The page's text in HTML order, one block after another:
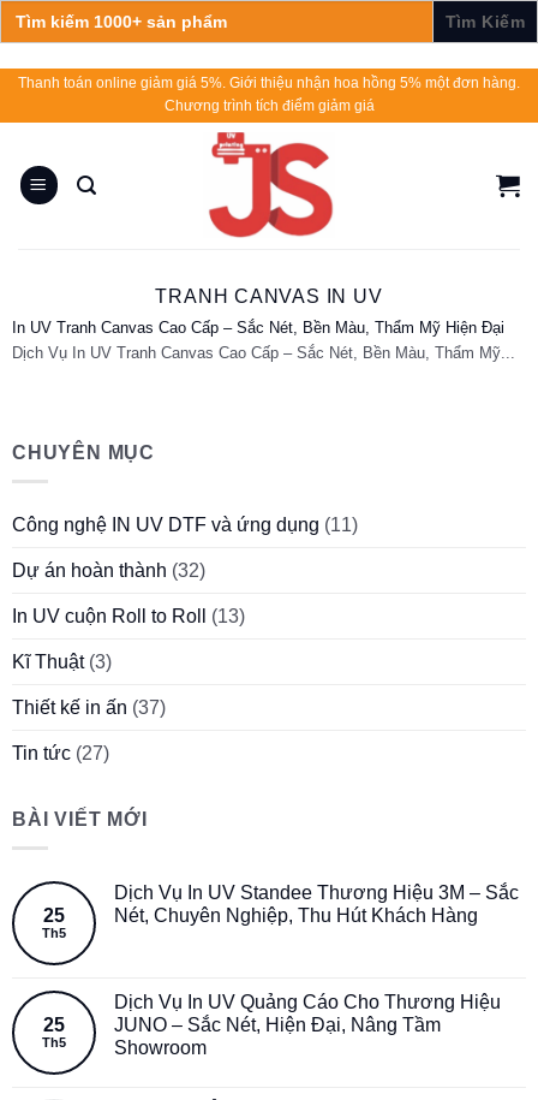
Search
for:
Skip
Thanh toán online giảm giá 5%. Giới thiệu nhận hoa hồng 5% một đơn hàng.
Chương trình tích điểm giảm giá
TRANH CANVAS IN UV
In UV Tranh Canvas Cao Cấp – Sắc Nét, Bền Màu, Thẩm Mỹ Hiện Đại
Dịch Vụ In UV Tranh Canvas Cao Cấp – Sắc Nét, Bền Màu, Thẩm Mỹ...
CHUYÊN MỤC
Công nghệ IN UV DTF và ứng dụng (11)
Dự án hoàn thành (32)
In UV cuộn Roll to Roll (13)
Kĩ Thuật(3)
Thiết kế in ấn (37)
Tin tức (27)
BÀI VIẾT MỚI
25
Th5
Dịch Vụ In UV Standee Thương Hiệu 3M – Sắc
Nét, Chuyên Nghiệp, Thu Hút Khách Hàng
25
Th5
Dịch Vụ In UV Quảng Cáo Cho Thương Hiệu
JUNO – Sắc Nét, Hiện Đại, Nâng Tầm
Showroom